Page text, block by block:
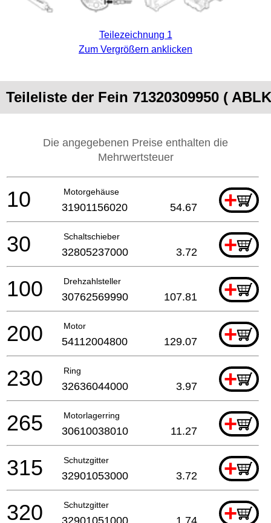
Teilezeichnung 1
Zum Vergrößern anklicken
Teileliste der Fein 71320309950 (
Die angegebenen Preise enthalten die
Mehrwertsteuer
Motorgehäuse +
10 31901156020 54.67
Schaltschieber +
30 32805237000 3.72
Drehzahlsteller +
100 30762569990 107.81
Motor +
200 54112004800 129.07
Ring +
230 32636044000 3.97
Motorlagerring +
265 30610038010 11.27
Schutzgitter +
315 32901053000 3.72
Schutzgitter +
320 32901051000 1.74